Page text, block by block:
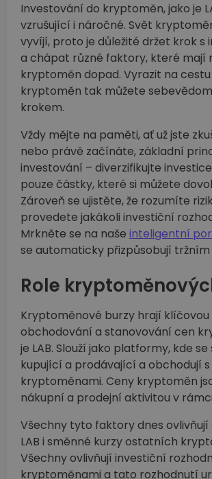
Investování do kryptoměn, jako je
vzrušující i náročné. Svět
vyvíjí, proto je důležité držet krok s
a chápat různé faktory, které mají
kryptoměn dopad. Vyrazit na
kryptoměn tak můžete
krokem.
Vždy mějte na paměti, ať už jste
nebo právě začínáte, základní
investování –⁠ diverzifikujte
pouze částky, které si můžete
Zároveň se ujistěte, že rozumíte
provedete jakákoli investiční
Mrkněte se na naše inteligentní
se automaticky přizpůsobují
Role
Kryptoměnové burzy hrají klíčovou
obchodování a stanovování cen
je LAB. Slouží jako platformy, kde
kupující a prodávající a obchodují s
kryptoměnami. Ceny kryptoměn
nákupní a prodejní aktivitou v
Všechny tyto faktory dnes ovlivňují
LAB i směnné kurzy ostatních
Všechny ovlivňují investiční
kryptoměnami a tato rozhodnutí